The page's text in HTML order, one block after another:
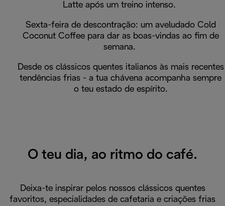
Latte após um treino intenso.
Sexta-feira de descontração: um aveludado Cold
Coconut Coffee para dar as boas-vindas ao fim de
semana.
Desde os clássicos quentes italianos às mais recentes
tendências frias - a tua chávena acompanha sempre
o teu estado de espírito.
O teu dia, ao ritmo do café.
Deixa-te inspirar pelos nossos clássicos quentes
favoritos, especialidades de cafetaria e criações frias